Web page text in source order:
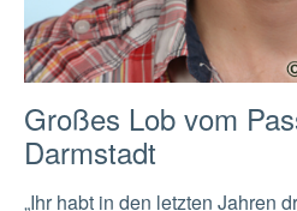
Großes Lob vom
Darmstadt
„Ihr habt in den letzten Jahren